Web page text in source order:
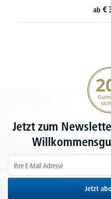
ab €
20€
Jetzt zum
Jetzt